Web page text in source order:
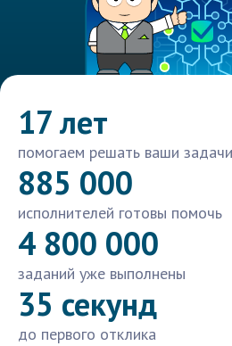
17 лет
помогаем решать ваши задачи
885 000
исполнителей готовы помочь
4 800 000
заданий уже выполнены
35 секунд
до первого отклика